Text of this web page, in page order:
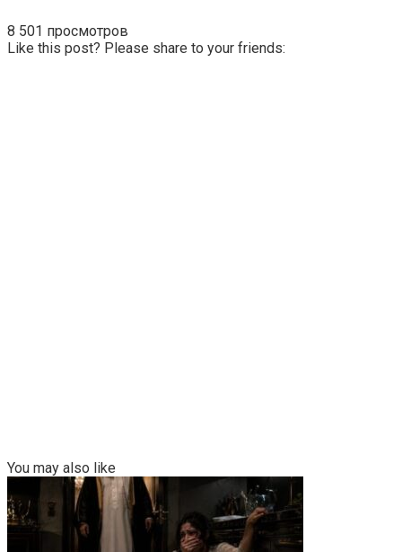
8 501 просмотров
Like this post? Please share to your friends:
You may also like